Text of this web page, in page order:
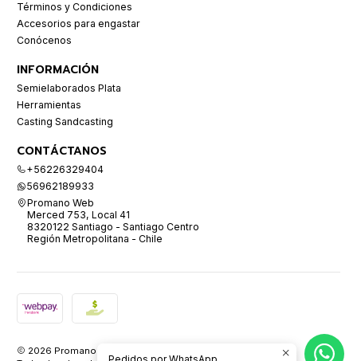
Términos y Condiciones
Accesorios para engastar
Conócenos
INFORMACIÓN
Semielaborados Plata
Herramientas
Casting Sandcasting
CONTÁCTANOS
+56226329404
56962189933
Promano Web
Merced 753, Local 41
8320122 Santiago - Santiago Centro
Región Metropolitana - Chile
2026 Promano.
Pedidos por WhatsApp